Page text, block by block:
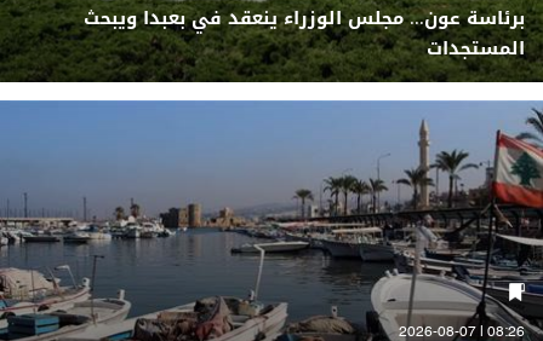
برئاسة عون... مجلس الوزراء ينعقد في بعبدا ويبحث
المستجدات
08:26 | 2026-08-07